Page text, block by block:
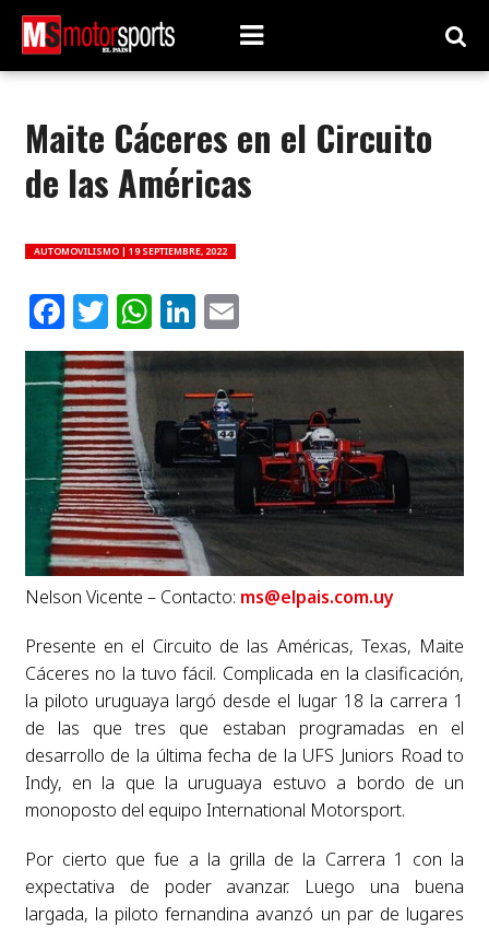
Maite Cáceres en el Circuito
de las Américas
AUTOMOVILISMO | 19 SEPTIEMBRE, 2022
Facebook
Twitter
WhatsApp
LinkedIn
Email
Nelson Vicente – Contacto: ms@elpais.com.uy
Presente en el Circuito de las Américas, Texas, Maite
Cáceres no la tuvo fácil. Complicada en la clasificación,
la piloto uruguaya largó desde el lugar 18 la carrera 1
de las que tres que estaban programadas en el
desarrollo de la última fecha de la UFS Juniors Road to
Indy, en la que la uruguaya estuvo a bordo de un
monoposto del equipo International Motorsport.
Por cierto que fue a la grilla de la Carrera 1 con la
expectativa de poder avanzar. Luego una buena
largada, la piloto fernandina avanzó un par de lugares